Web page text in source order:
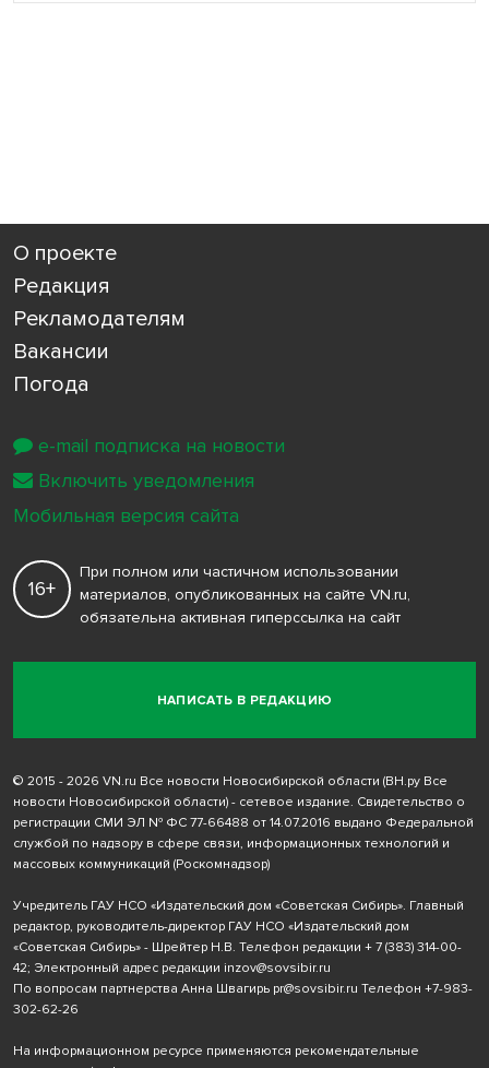
О проекте
Редакция
Рекламодателям
Вакансии
Погода
НАПИСАТЬ В РЕДАКЦИЮ
16+
При полном или частичном использовании
материалов, опубликованных на сайте VN.ru,
обязательна активная гиперссылка на сайт
© 2015 - 2026 VN.ru Все новости Новосибирской области (ВН.ру Все
новости Новосибирской области) - сетевое издание. Свидетельство о
регистрации СМИ ЭЛ № ФС 77-66488 от 14.07.2016 выдано Федеральной
службой по надзору в сфере связи, информационных технологий и
массовых коммуникаций (Роскомнадзор)
Учредитель ГАУ НСО «Издательский дом «Советская Сибирь». Главный
редактор, руководитель-директор ГАУ НСО «Издательский дом
«Советская Сибирь» - Шрейтер Н.В. Телефон редакции + 7 (383) 314-00-
42; Электронный адрес редакции inzov@sovsibir.ru
По вопросам партнерства Анна Швагирь pr@sovsibir.ru Телефон +7-983-
302-62-26
На информационном ресурсе применяются рекомендательные
e-mail подписка на новости
Включить уведомления
Мобильная версия сайта